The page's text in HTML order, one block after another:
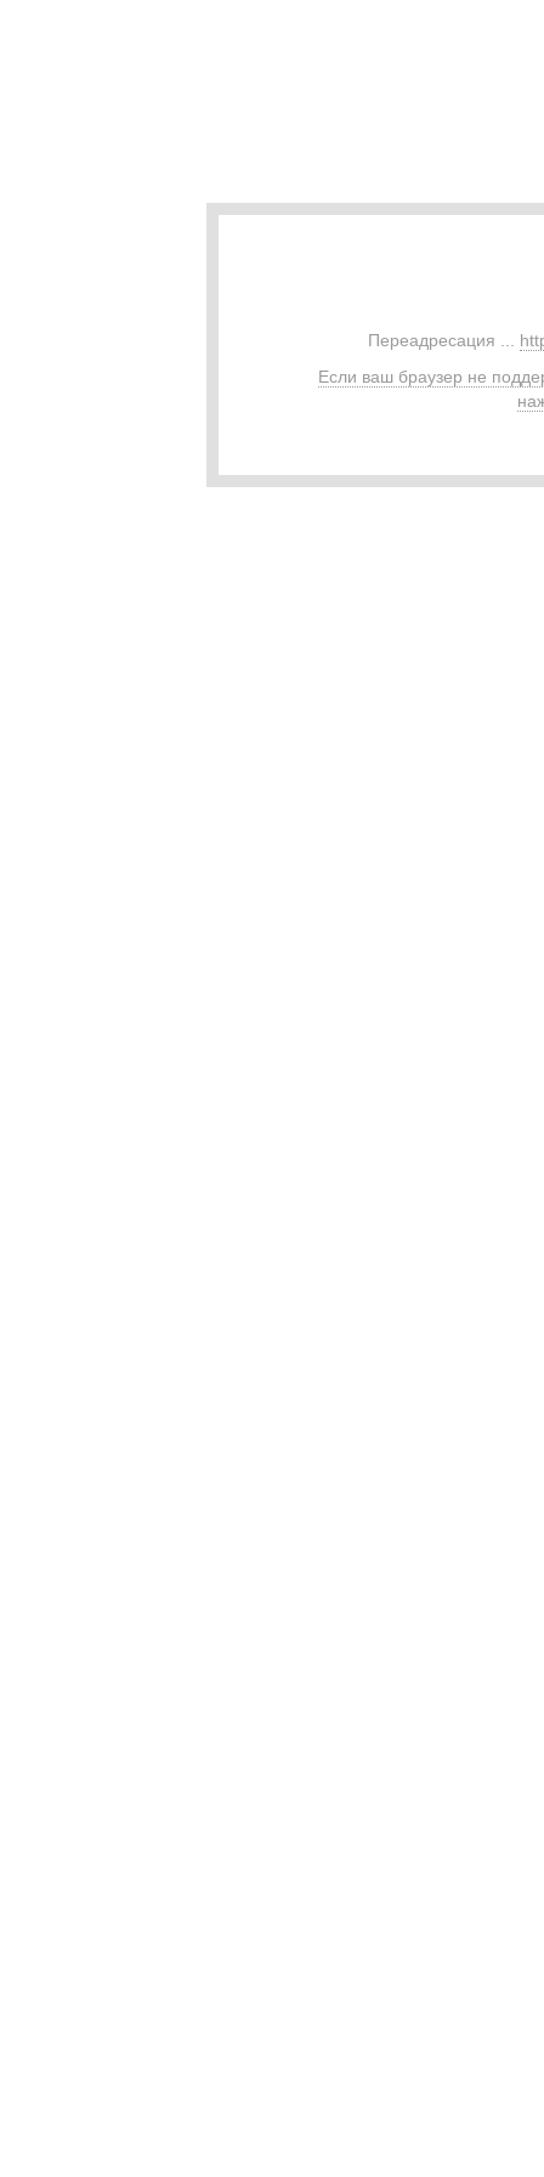
Переадресация ...
Если ваш браузер не